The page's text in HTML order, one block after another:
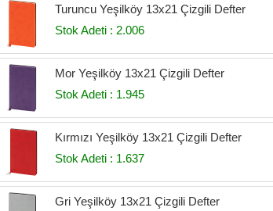
Turuncu Yeşilköy 13x21 Çizgili Defter
Stok Adeti : 2.006
Mor Yeşilköy 13x21 Çizgili Defter
Stok Adeti : 1.945
Kırmızı Yeşilköy 13x21 Çizgili Defter
Stok Adeti : 1.637
Gri Yeşilköy 13x21 Çizgili Defter